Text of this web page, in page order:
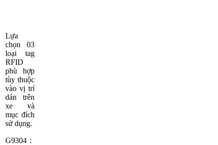
Lựa
chọn 03
loại tag
RFID
phù hợp
tùy thuộc
vào vị trí
dán trên
xe và
mục đích
sử dụng.
G9304：